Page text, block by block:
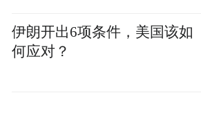
伊朗开出6项条件，美国该如
何应对？